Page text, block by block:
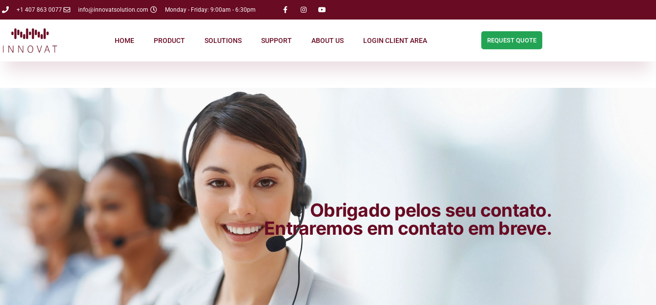
+1 407 863 0077 info@innovatsolution.com Monday - Friday: 9:00am - 6:30pm
HOME PRODUCT SOLUTIONS SUPPORT ABOUT US LOGIN CLIENT AREA REQUEST QUOTE
Obrigado pelos seu contato.
Entraremos em contato em breve.